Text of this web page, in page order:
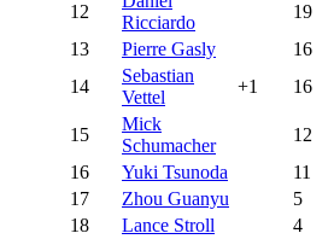
12
Ricciardo
19
13
Pierre Gasly
16
14
Sebastian
Vettel
+1 16
15
Mick
Schumacher
12
16
Yuki Tsunoda
11
17
Zhou Guanyu
5
18
Lance Stroll
4